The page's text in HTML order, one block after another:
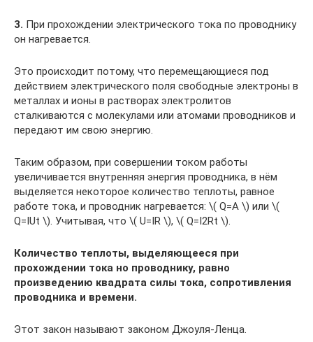
3. При прохождении электрического тока по проводнику
он нагревается.
Это происходит потому, что перемещающиеся под
действием электрического поля свободные электроны в
металлах и ионы в растворах электролитов
сталкиваются с молекулами или атомами проводников и
передают им свою энергию.
Таким образом, при совершении током работы
увеличивается внутренняя энергия проводника, в нём
выделяется некоторое количество теплоты, равное
работе тока, и проводник нагревается: ​\( Q=A \)​ или ​\(
Q=IUt \)​. Учитывая, что ​\( U=IR \)​, ​\( Q=I2Rt \)​.
Количество теплоты, выделяющееся при
прохождении тока но проводнику, равно
произведению квадрата силы тока, сопротивления
проводника и времени.
Этот закон называют законом Джоуля-Ленца.